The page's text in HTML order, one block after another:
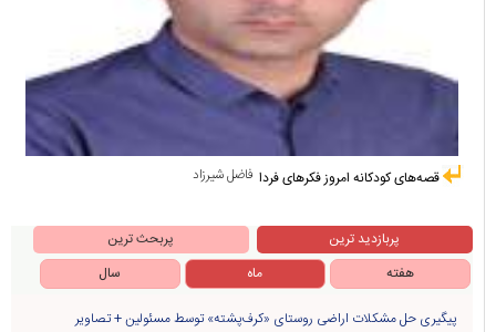
فاضل شیرزاد قصه‌های کودکانه امروز فکرهای فردا
پربازدید ترین
پربحث ترین
هفته
ماه سال
پیگیری حل مشکلات اراضی روستای «کرف‌پشته» توسط مسئولین + تصاویر